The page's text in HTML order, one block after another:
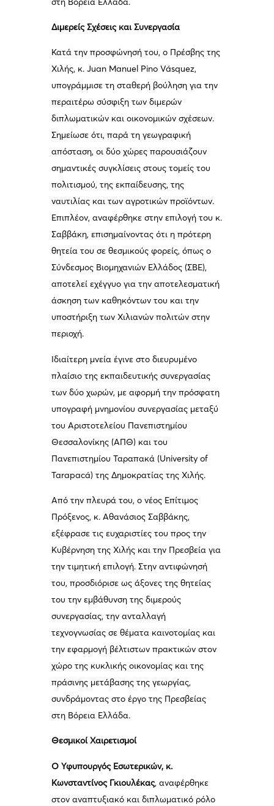
Διμερείς Σχέσεις και Συνεργασία
Κατά την προσφώνησή του, ο Πρέσβης της
Χιλής, κ. Juan Manuel Pino Vásquez,
υπογράμμισε τη σταθερή βούληση για την
περαιτέρω σύσφιξη των διμερών
διπλωματικών και οικονομικών σχέσεων.
Σημείωσε ότι, παρά τη γεωγραφική
απόσταση, οι δύο χώρες παρουσιάζουν
σημαντικές συγκλίσεις στους τομείς του
πολιτισμού, της εκπαίδευσης, της
ναυτιλίας και των αγροτικών προϊόντων.
Επιπλέον, αναφέρθηκε στην επιλογή του κ.
Σαββάκη, επισημαίνοντας ότι η πρότερη
θητεία του σε θεσμικούς φορείς, όπως ο
Σύνδεσμος Βιομηχανιών Ελλάδος (ΣΒΕ),
αποτελεί εχέγγυο για την αποτελεσματική
άσκηση των καθηκόντων του και την
υποστήριξη των Χιλιανών πολιτών στην
περιοχή.
Ιδιαίτερη μνεία έγινε στο διευρυμένο
πλαίσιο της εκπαιδευτικής συνεργασίας
των δύο χωρών, με αφορμή την πρόσφατη
υπογραφή μνημονίου συνεργασίας μεταξύ
του Αριστοτελείου Πανεπιστημίου
Θεσσαλονίκης (ΑΠΘ) και του
Πανεπιστημίου Ταραπακά (University of
Tarapacá) της Δημοκρατίας της Χιλής.
Από την πλευρά του, ο νέος Επίτιμος
Πρόξενος, κ. Αθανάσιος Σαββάκης,
εξέφρασε τις ευχαριστίες του προς την
Κυβέρνηση της Χιλής και την Πρεσβεία για
την τιμητική επιλογή. Στην αντιφώνησή
του, προσδιόρισε ως άξονες της θητείας
του την εμβάθυνση της διμερούς
συνεργασίας, την ανταλλαγή
τεχνογνωσίας σε θέματα καινοτομίας και
την εφαρμογή βέλτιστων πρακτικών στον
χώρο της κυκλικής οικονομίας και της
πράσινης μετάβασης της γεωργίας,
συνδράμοντας στο έργο της Πρεσβείας
στη Βόρεια Ελλάδα.
Θεσμικοί Χαιρετισμοί
Ο Υφυπουργός Εσωτερικών, κ.
Κωνσταντίνος Γκιουλέκας, αναφέρθηκε
στον αναπτυξιακό και διπλωματικό ρόλο